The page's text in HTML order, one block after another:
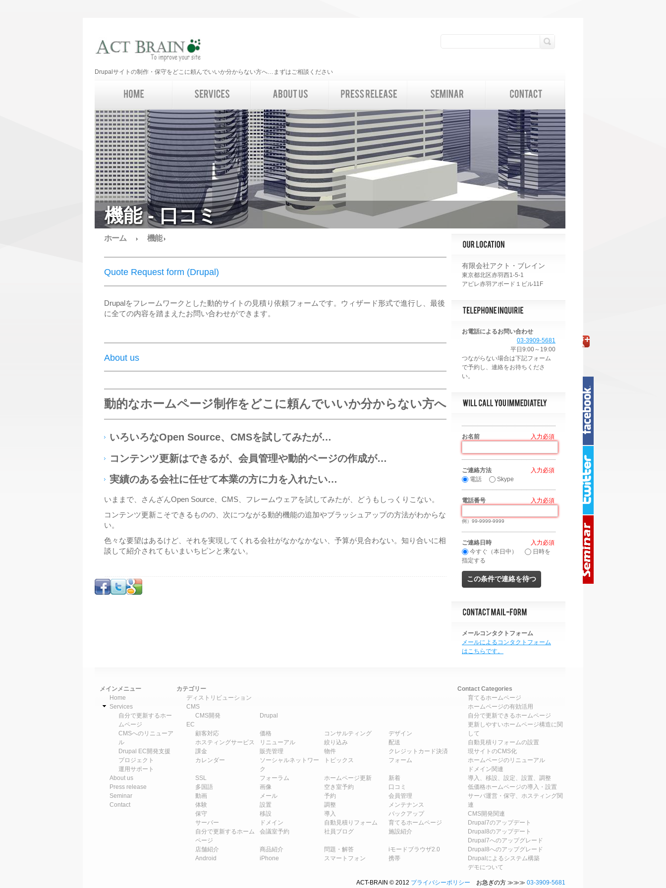
Drupalサイトの制作・保守をどこに頼んでいいか分からない方へ…まずはご相談ください
機能 - 口コミ
有限会社アクト・ブレイン
東京都北区赤羽西1-5-1
アピレ赤羽アボード１ビル11F
お電話によるお問い合わせ
03-3909-5681
平日9:00～19:00
お名前
ご連絡方法
電話
Skype
電話番号
例）99-9999-9999
ご連絡日時
今すぐ（本日中）
日時を
指定する
メールコンタクトフォーム
メールによるコンタクトフォーム
はこちらです。
ホーム › 機能›
Quote Request form (Drupal)
Drupalをフレームワークとした動的サイトの見積り依頼フォームです。ウィザード形式で進行し、最後
に全ての内容を踏まえたお問い合わせができます。
About us
動的なホームページ制作をどこに頼んでいいか分からない方へ
いろいろなOpen Source、CMSを試してみたが…
コンテンツ更新はできるが、会員管理や動的ページの作成が…
実績のある会社に任せて本業の方に力を入れたい…
いままで、さんざんOpen Source、CMS、フレームウェアを試してみたが、どうもしっくりこない。
コンテンツ更新こそできるものの、次につながる動的機能の追加やブラッシュアップの方法がわからな
い。
色々な要望はあるけど、それを実現してくれる会社がなかなかない、予算が見合わない。知り合いに相
談して紹介されてもいまいちピンと来ない。
メインメニュー
Home
Services
自分で更新するホー
ムページ
CMSへのリニューア
ル
Drupal EC開発支援
プロジェクト
運用サポート
About us
Press release
Seminar
Contact
カテゴリー
ディストリビューション
CMS
CMS開発
Drupal
EC
顧客対応
価格 コンサルティング
デザイン
ホスティングサービス
リニューアル 絞り込み
配送
課金
販売管理 物件
クレジットカード決済
カレンダー
ソーシャルネットワー
ク
トピックス フォーム
SSL フォーラム ホームページ更新
新着
多国語
画像 空き室予約
口コミ
動画
メール 予約
会員管理
体験
設置 調整
メンテナンス
保守
移設 導入
バックアップ
サーバー
ドメイン 自動見積りフォーム
育てるホームページ
自分で更新するホーム
ページ
会議室予約 社員ブログ 施設紹介
店舗紹介 商品紹介 問題・解答
iモードブラウザ2.0
Android
iPhone スマートフォン 携帯
Contact Categories
育てるホームページ
ホームページの有効活用
自分で更新できるホームページ
更新しやすいホームページ構造に関
して
自動見積りフォームの設置
現サイトのCMS化
ホームページのリニューアル
ドメイン関連
導入、移設、設定、設置、調整
低価格ホームページの導入・設置
サーバ運営・保守、ホスティング関
連
CMS開発関連
Drupal7のアップデート
Drupal8のアップデート
Drupal7へのアップグレード
Drupal8へのアップグレード
Drupalによるシステム構築
デモについて
ACT-BRAIN © 2012 プライバシーポリシー お急ぎの方 ≫≫≫ 03-3909-5681